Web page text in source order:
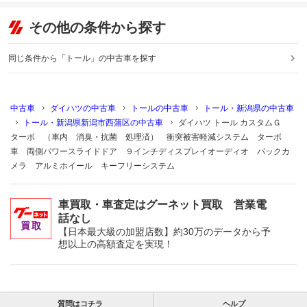
その他の条件から探す
同じ条件から「トール」の中古車を探す
中古車 ダイハツの中古車 トールの中古車
トール・新潟県の中古車
トール・新潟県新潟市西蒲区の中古車
ダイハツ トール カスタムＧ
ターボ （車内 消臭・抗菌 処理済） 衝突被害軽減システム ターボ
車 両側パワースライドドア ９インチディスプレイオーディオ バックカ
メラ アルミホイール キーフリーシステム
車買取・車査定はグーネット買取 営業電
話なし
【日本最大級の加盟店数】約30万のデータから予
想以上の高額査定を実現！
質問はコチラ ヘルプ